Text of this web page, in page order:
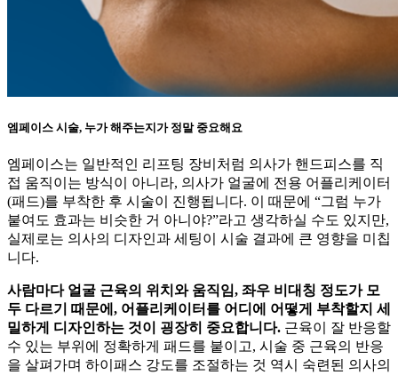
엠페이스 시술, 누가 해주는지가 정말 중요해요
엠페이스는 일반적인 리프팅 장비처럼 의사가 핸드피스를 직
접 움직이는 방식이 아니라, 의사가 얼굴에 전용 어플리케이터
(패드)를 부착한 후 시술이 진행됩니다. 이 때문에 “그럼 누가
붙여도 효과는 비슷한 거 아니야?”라고 생각하실 수도 있지만,
실제로는 의사의 디자인과 세팅이 시술 결과에 큰 영향을 미칩
니다.
사람마다 얼굴 근육의 위치와 움직임, 좌우 비대칭 정도가 모
두 다르기 때문에, 어플리케이터를 어디에 어떻게 부착할지 세
밀하게 디자인하는 것이 굉장히 중요합니다. 근육이 잘 반응할
수 있는 부위에 정확하게 패드를 붙이고, 시술 중 근육의 반응
을 살펴가며 하이패스 강도를 조절하는 것 역시 숙련된 의사의